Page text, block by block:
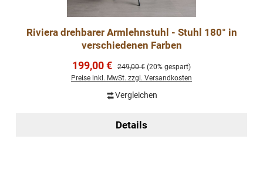
Riviera drehbarer Armlehnstuhl - Stuhl 180° in
verschiedenen Farben
Verkaufspreis:
199,00 € Regulärer Preis:
249,00 € (20% gespart)
Preise inkl. MwSt. zzgl. Versandkosten
Vergleichen
Details